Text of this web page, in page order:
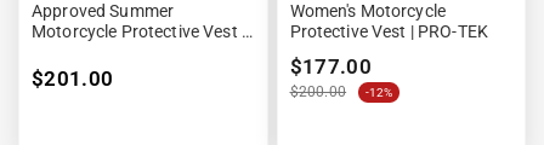
Approved Summer
Motorcycle Protective Vest -
$201.00
Women's Motorcycle
Protective Vest | PRO-TEK
$177.00
$200.00 -12%